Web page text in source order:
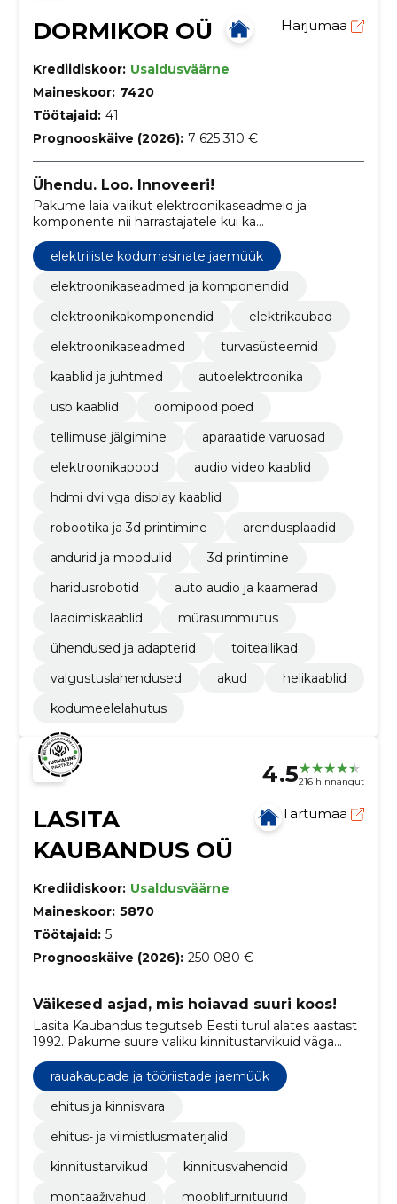
DORMIKOR OÜ Harjumaa
Krediidiskoor: Usaldusväärne
Maineskoor: 7420
Töötajaid: 41
Prognooskäive (2026): 7 625 310 €
Ühendu. Loo. Innoveeri!
Pakume laia valikut elektroonikaseadmeid ja
komponente nii harrastajatele kui ka
professionaalidele.
elektriliste kodumasinate jaemüük
elektroonikaseadmed ja komponendid
elektroonikakomponendid
elektrikaubad
elektroonikaseadmed
turvasüsteemid
kaablid ja juhtmed
autoelektroonika
usb kaablid
oomipood poed
tellimuse jälgimine
aparaatide varuosad
elektroonikapood
audio video kaablid
hdmi dvi vga display kaablid
robootika ja 3d printimine
arendusplaadid
andurid ja moodulid
3d printimine
haridusrobotid
auto audio ja kaamerad
laadimiskaablid
mürasummutus
ühendused ja adapterid
toiteallikad
valgustuslahendused
akud
helikaablid
kodumeelelahutus
4.5216 hinnangut
LASITA
KAUBANDUS OÜ
Tartumaa
Krediidiskoor: Usaldusväärne
Maineskoor: 5870
Töötajaid: 5
Prognooskäive (2026): 250 080 €
Väikesed asjad, mis hoiavad suuri koos!
Lasita Kaubandus tegutseb Eesti turul alates aastast
1992. Pakume suure valiku kinnitustarvikuid väga
erinevates hinnaklassides.
rauakaupade ja tööriistade jaemüük
ehitus ja kinnisvara
ehitus- ja viimistlusmaterjalid
kinnitustarvikud
kinnitusvahendid
montaaživahud
mööblifurnituurid